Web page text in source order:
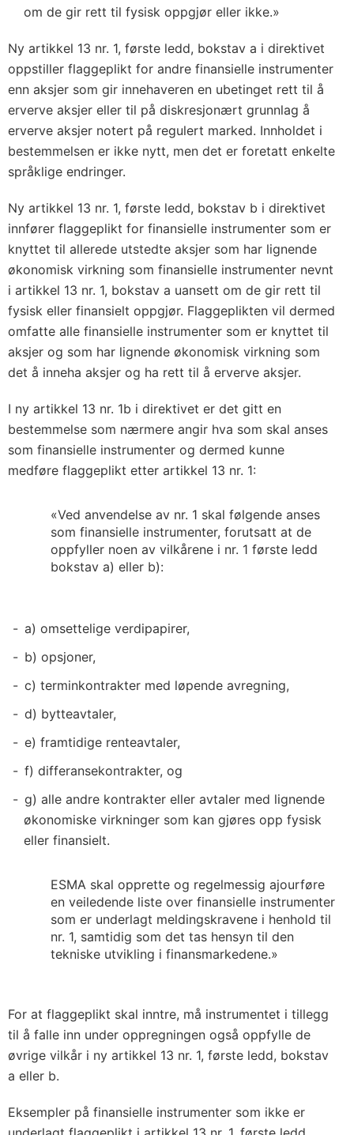
om de gir rett til fysisk oppgjør eller ikke.»
Ny artikkel 13 nr. 1, første ledd, bokstav a i direktivet
oppstiller flaggeplikt for andre finansielle instrumenter
enn aksjer som gir innehaveren en ubetinget rett til å
erverve aksjer eller til på diskresjonært grunnlag å
erverve aksjer notert på regulert marked. Innholdet i
bestemmelsen er ikke nytt, men det er foretatt enkelte
språklige endringer.
Ny artikkel 13 nr. 1, første ledd, bokstav b i direktivet
innfører flaggeplikt for finansielle instrumenter som er
knyttet til allerede utstedte aksjer som har lignende
økonomisk virkning som finansielle instrumenter nevnt
i artikkel 13 nr. 1, bokstav a uansett om de gir rett til
fysisk eller finansielt oppgjør. Flaggeplikten vil dermed
omfatte alle finansielle instrumenter som er knyttet til
aksjer og som har lignende økonomisk virkning som
det å inneha aksjer og ha rett til å erverve aksjer.
I ny artikkel 13 nr. 1b i direktivet er det gitt en
bestemmelse som nærmere angir hva som skal anses
som finansielle instrumenter og dermed kunne
medføre flaggeplikt etter artikkel 13 nr. 1:
«Ved anvendelse av nr. 1 skal følgende anses
som finansielle instrumenter, forutsatt at de
oppfyller noen av vilkårene i nr. 1 første ledd
bokstav a) eller b):
a) omsettelige verdipapirer,
b) opsjoner,
c) terminkontrakter med løpende avregning,
d) bytteavtaler,
e) framtidige renteavtaler,
f) differansekontrakter, og
g) alle andre kontrakter eller avtaler med lignende
økonomiske virkninger som kan gjøres opp fysisk
eller finansielt.
ESMA skal opprette og regelmessig ajourføre
en veiledende liste over finansielle instrumenter
som er underlagt meldingskravene i henhold til
nr. 1, samtidig som det tas hensyn til den
tekniske utvikling i finansmarkedene.»
For at flaggeplikt skal inntre, må instrumentet i tillegg
til å falle inn under oppregningen også oppfylle de
øvrige vilkår i ny artikkel 13 nr. 1, første ledd, bokstav
a eller b.
Eksempler på finansielle instrumenter som ikke er